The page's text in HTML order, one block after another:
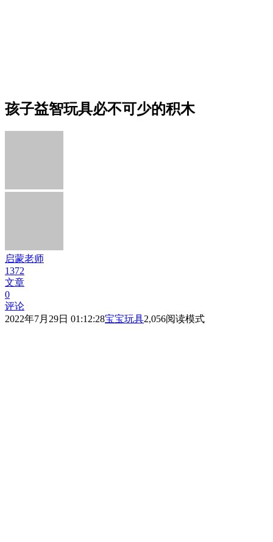
孩子益智玩具必不可少的积木
启蒙老师
1372
文章
0
评论
2022年7月29日 01:12:28宝宝玩具2,056阅读模式